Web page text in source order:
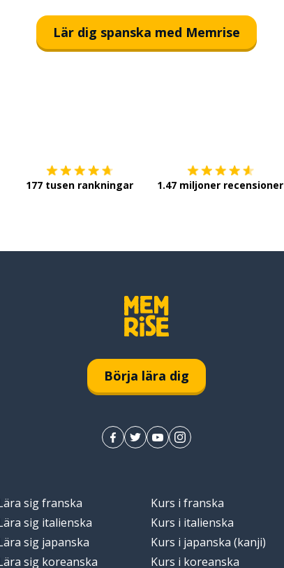
Lär dig spanska med Memrise
177 tusen rankningar 1.47 miljoner recensioner
Börja lära dig
sig franska
sig italienska
sig japanska
sig koreanska
Kurs i franska
Kurs i italienska
Kurs i japanska (kanji)
Kurs i koreanska